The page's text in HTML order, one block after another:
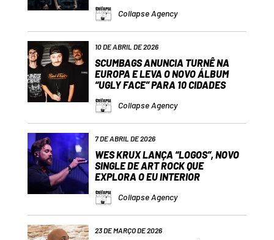
Collapse Agency
10 DE ABRIL DE 2026
SCUMBAGS ANUNCIA TURNÊ NA
EUROPA E LEVA O NOVO ÁLBUM
“UGLY FACE” PARA 10 CIDADES
Collapse Agency
7 DE ABRIL DE 2026
WES KRUX LANÇA “LOGOS”, NOVO
SINGLE DE ART ROCK QUE
EXPLORA O EU INTERIOR
Collapse Agency
23 DE MARÇO DE 2026